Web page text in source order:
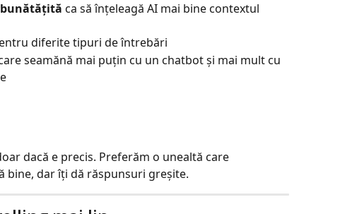
ca să înțeleagă AI mai bine contextul
diferite tipuri de întrebări
seamănă mai puțin cu un chatbot și mai mult cu
dacă e precis. Preferăm o unealtă care
bine, dar îți dă răspunsuri greșite.